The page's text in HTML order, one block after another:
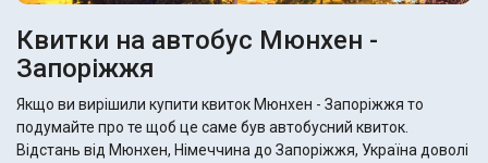
Квитки на автобус Мюнхен -
Запоріжжя
Якщо ви вирішили купити квиток Мюнхен - Запоріжжя то
подумайте про те щоб це саме був автобусний квиток.
Відстань від Мюнхен, Німеччина до Запоріжжя, Україна доволі